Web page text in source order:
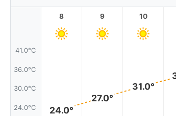
41.0°C
36.0°C
30.0°C
24.0°C
8
24.0°
9
27.0°
10
31.0°